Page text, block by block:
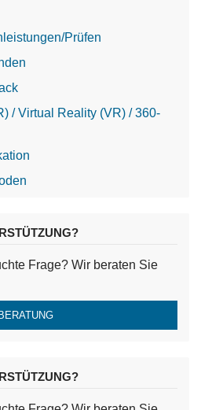
Prüfen
/ Virtual Reality (VR) / 360-
Frage? Wir beraten Sie
BERATUNG